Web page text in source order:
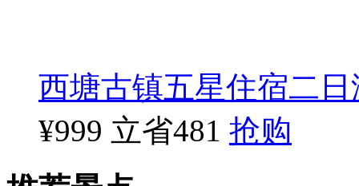
西塘古镇五星住宿二日
¥999 立省481 抢购